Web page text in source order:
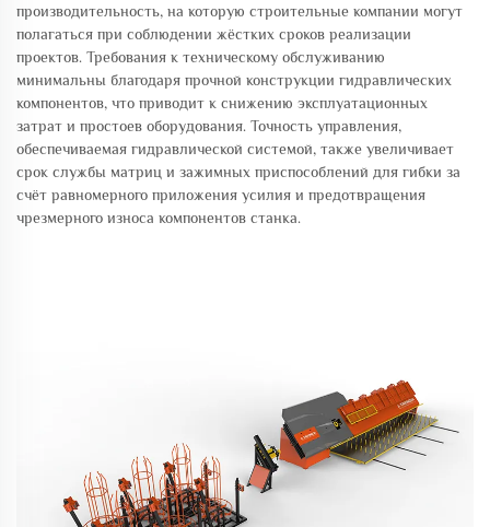
производительность, на которую строительные компании могут
полагаться при соблюдении жёстких сроков реализации
проектов. Требования к техническому обслуживанию
минимальны благодаря прочной конструкции гидравлических
компонентов, что приводит к снижению эксплуатационных
затрат и простоев оборудования. Точность управления,
обеспечиваемая гидравлической системой, также увеличивает
срок службы матриц и зажимных приспособлений для гибки за
счёт равномерного приложения усилия и предотвращения
чрезмерного износа компонентов станка.